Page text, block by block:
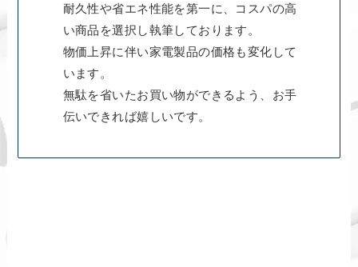
耐久性や省エネ性能を第一に、コスパの高
い商品を選択し執筆しております。
物価上昇に伴い家電製品の価格も変化して
います。
無駄を省いたお買い物ができるよう、お手
伝いできれば嬉しいです。